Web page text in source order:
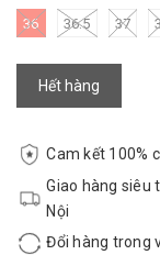
36 36.5 37
Hết hàng
Cam kết 100%
Giao hàng siêu
Nội
Đổi hàng trong